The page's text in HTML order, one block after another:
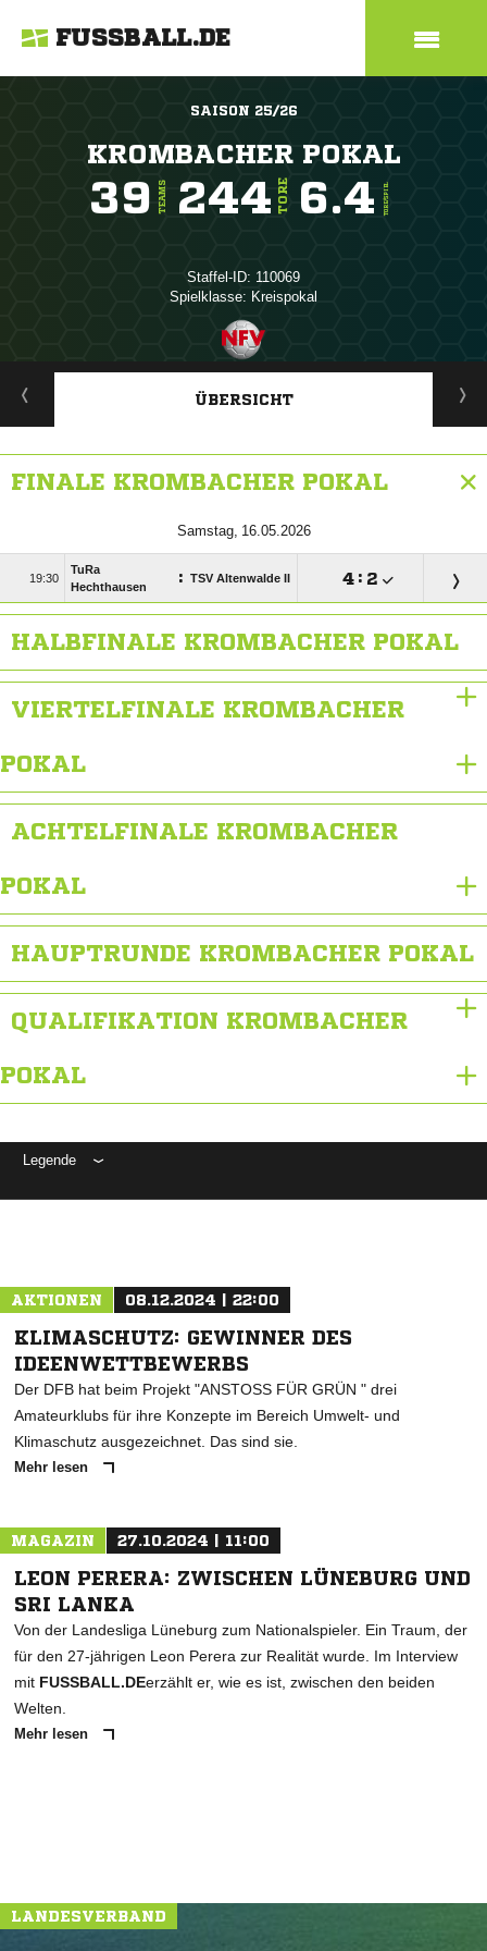
FUSSBALL.DE
SAISON 25/26
KROMBACHER POKAL
39 TEAMS 244 TORE 6.4 TORE/SPIEL
Staffel-ID: 110069
Spielklasse: Kreispokal
ANZEIGE
ÜBERSICHT
FINALE KROMBACHER POKAL
 

TuRa
Hechthausen
: TSV Altenwalde II  : 
HALBFINALE KROMBACHER POKAL
VIERTELFINALE KROMBACHER
POKAL
ACHTELFINALE KROMBACHER
POKAL
HAUPTRUNDE KROMBACHER POKAL
QUALIFIKATION KROMBACHER
POKAL
Legende
AKTIONEN 08.12.2024 | 22:00
KLIMASCHUTZ: GEWINNER DES
IDEENWETTBEWERBS
Der DFB hat beim Projekt "ANSTOSS FÜR GRÜN " drei
Amateurklubs für ihre Konzepte im Bereich Umwelt- und
Klimaschutz ausgezeichnet. Das sind sie.
Mehr lesen
MAGAZIN 27.10.2024 | 11:00
LEON PERERA: ZWISCHEN LÜNEBURG UND
SRI LANKA
Von der Landesliga Lüneburg zum Nationalspieler. Ein Traum, der
für den 27-jährigen Leon Perera zur Realität wurde. Im Interview
mit FUSSBALL.DEerzählt er, wie es ist, zwischen den beiden
Welten.
Mehr lesen
LANDESVERBAND